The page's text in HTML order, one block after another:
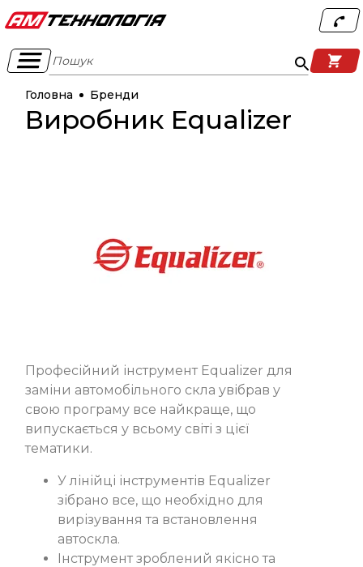
Пошук
Головна Бренди
Виробник Equalizer
Професійний інструмент Equalizer для
заміни автомобільного скла увібрав у
свою програму все найкраще, що
випускається у всьому світі з цієї
тематики.
У лінійці інструментів Equalizer
зібрано все, що необхідно для
вирізування та встановлення
автоскла.
Інструмент зроблений якісно та